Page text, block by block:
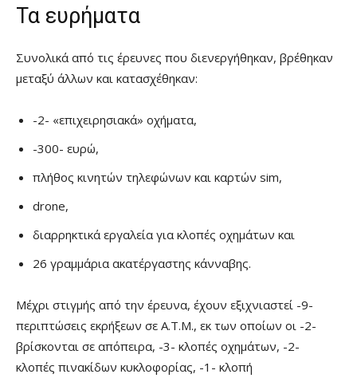
Τα ευρήματα
Συνολικά από τις έρευνες που διενεργήθηκαν, βρέθηκαν
μεταξύ άλλων και κατασχέθηκαν:
-2- «επιχειρησιακά» οχήματα,
-300- ευρώ,
πλήθος κινητών τηλεφώνων και καρτών sim,
drone,
διαρρηκτικά εργαλεία για κλοπές οχημάτων και
26 γραμμάρια ακατέργαστης κάνναβης.
Μέχρι στιγμής από την έρευνα, έχουν εξιχνιαστεί -9-
περιπτώσεις εκρήξεων σε Α.Τ.Μ., εκ των οποίων οι -2-
βρίσκονται σε απόπειρα, -3- κλοπές οχημάτων, -2-
κλοπές πινακίδων κυκλοφορίας, -1- κλοπή